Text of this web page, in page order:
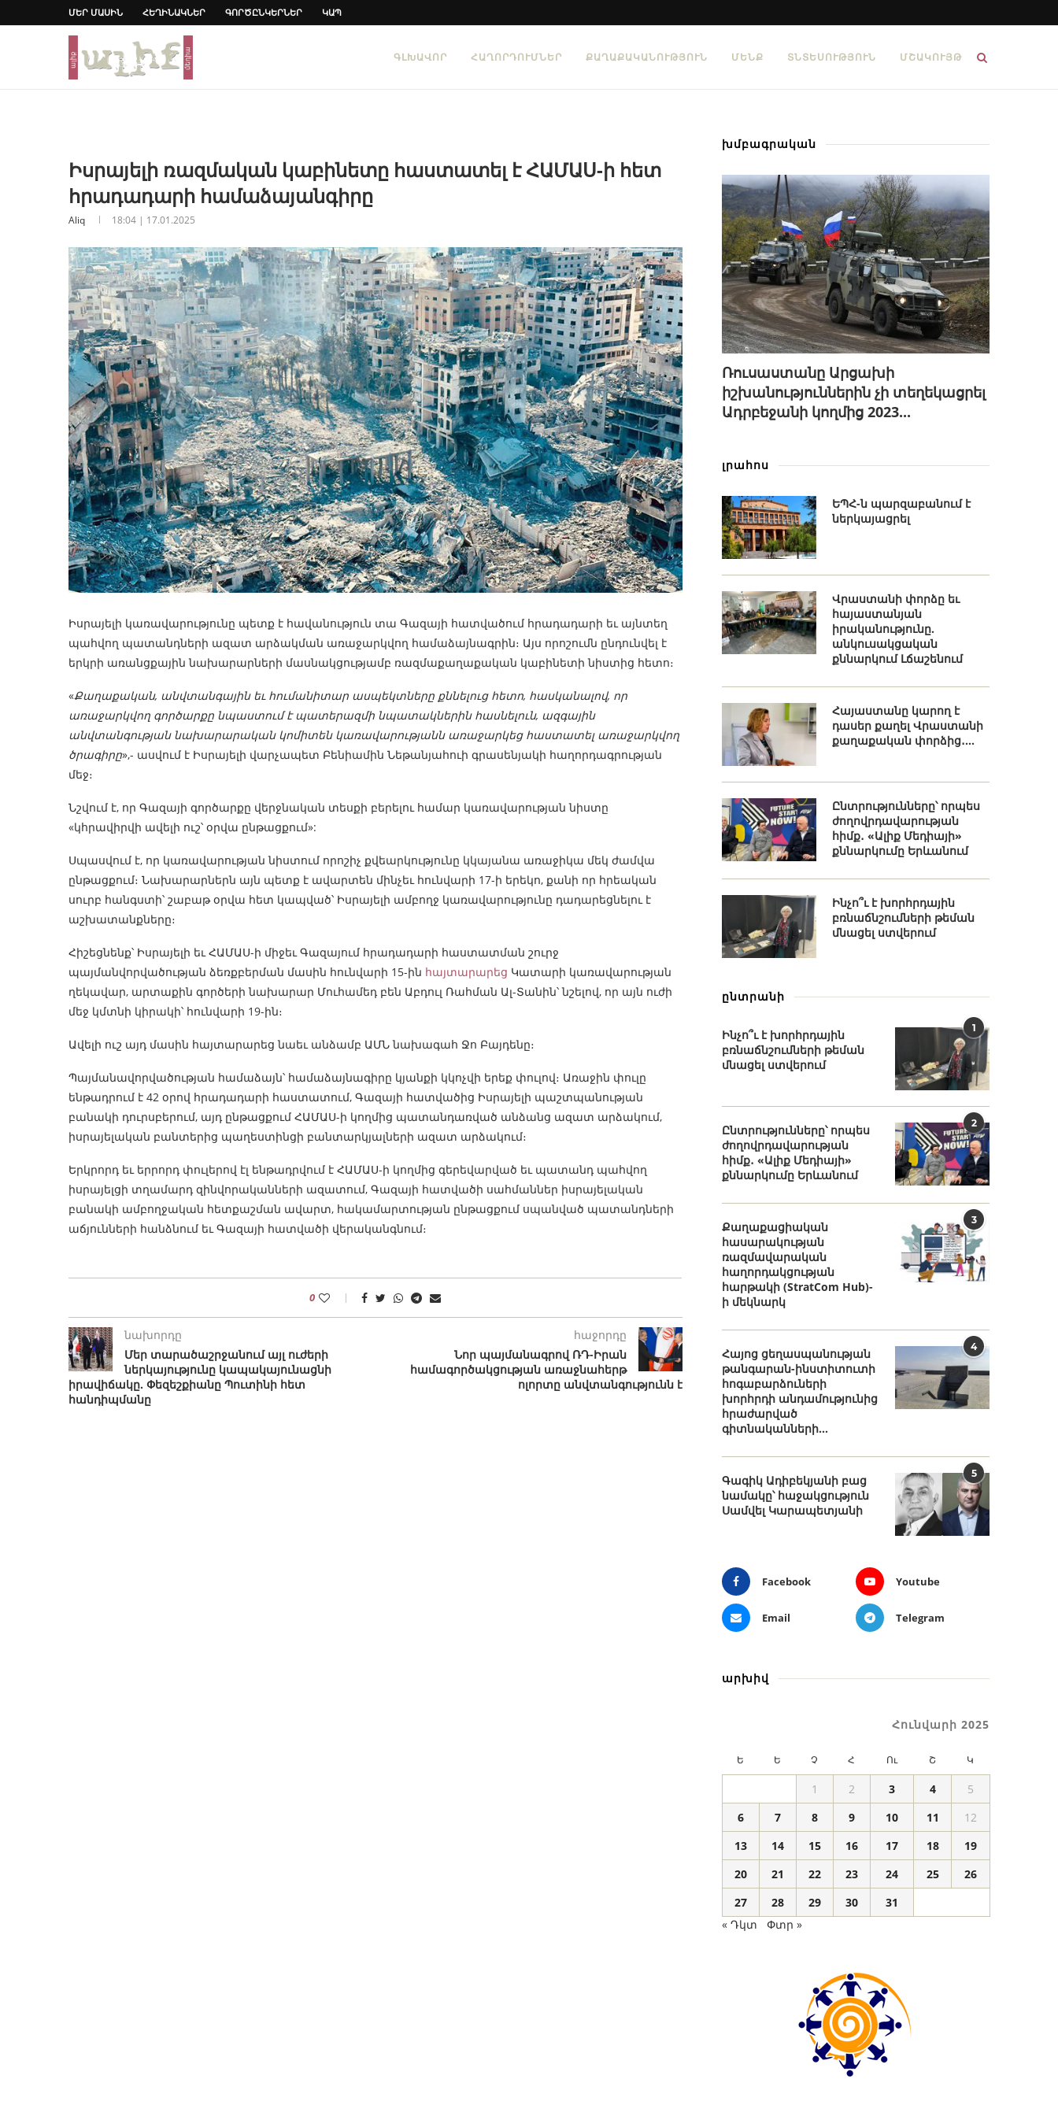
ՄԵՐ ՄԱՍԻՆ ՀԵՂԻՆԱԿՆԵՐ ԳՈՐԾԸՆԿԵՐՆԵՐ ԿԱՊ
ԳԼԽԱՎՈՐ ՀԱՂՈՐԴՈՒՄՆԵՐ ՔԱՂԱՔԱԿԱՆՈՒԹՅՈՒՆ ՄԵՆՔ ՏՆՏԵՍՈՒԹՅՈՒՆ ՄՇԱԿՈՒՅԹ
Իսրայելի ռազմական կաբինետը հաստատել է ՀԱՄԱՍ-ի հետ
հրադադարի համաձայանգիրը
Aliq 18:04 | 17.01.2025
Իսրայելի կառավարությունը պետք է հավանություն տա Գազայի հատվածում հրադադարի եւ այնտեղ
պահվող պատանդների ազատ արձակման առաջարկվող համաձայնագրին։ Այս որոշումն ընդունվել է
երկրի առանցքային նախարարների մասնակցությամբ ռազմաքաղաքական կաբինետի նիստից հետո։
«Քաղաքական, անվտանգային եւ հումանիտար ասպեկտները քննելուց հետո, հասկանալով, որ
առաջարկվող գործարքը նպաստում է պատերազմի նպատակներին հասնելուն, ազգային
անվտանգության նախարարական կոմիտեն կառավարությանն առաջարկեց հաստատել առաջարկվող
ծրագիրը»,- ասվում է Իսրայելի վարչապետ Բենիամին Նեթանյահուի գրասենյակի հաղորդագրության
մեջ։
Նշվում է, որ Գազայի գործարքը վերջնական տեսքի բերելու համար կառավարության նիստը
«կհրավիրվի ավելի ուշ՝ օրվա ընթացքում»:
Սպասվում է, որ կառավարության նիստում որոշիչ քվեարկությունը կկայանա առաջիկա մեկ ժամվա
ընթացքում։ Նախարարներն այն պետք է ավարտեն մինչեւ հունվարի 17-ի երեկո, քանի որ հրեական
սուրբ հանգստի՝ շաբաթ օրվա հետ կապված՝ Իսրայելի ամբողջ կառավարությունը դադարեցնելու է
աշխատանքները։
Հիշեցնենք՝ Իսրայելի եւ ՀԱՄԱՍ-ի միջեւ Գազայում հրադադարի հաստատման շուրջ
պայմանվորվածության ձեռքբերման մասին հունվարի 15-ին հայտարարեց Կատարի կառավարության
ղեկավար, արտաքին գործերի նախարար Մուհամեդ բեն Աբդուլ Ռահման Ալ-Տանին՝ նշելով, որ այն ուժի
մեջ կմտնի կիրակի՝ հունվարի 19-ին։
Ավելի ուշ այդ մասին հայտարարեց նաեւ անձամբ ԱՄՆ նախագահ Ջո Բայդենը։
Պայմանավորվածության համաձայն՝ համաձայնագիրը կյանքի կկոչվի երեք փուլով։ Առաջին փուլը
ենթադրում է 42 օրով հրադադարի հաստատում, Գազայի հատվածից Իսրայելի պաշտպանության
բանակի դուրսբերում, այդ ընթացքում ՀԱՄԱՍ-ի կողմից պատանդառված անձանց ազատ արձակում,
իսրայելական բանտերից պաղեստինցի բանտարկյալների ազատ արձակում։
Երկրորդ եւ երրորդ փուլերով էլ ենթադրվում է ՀԱՄԱՍ-ի կողմից գերեվարված եւ պատանդ պահվող
իսրայելցի տղամարդ զինվորականների ազատում, Գազայի հատվածի սահմաններ իսրայելական
բանակի ամբողջական հետքաշման ավարտ, հակամարտության ընթացքում սպանված պատանդների
աճյունների հանձնում եւ Գազայի հատվածի վերականգնում։
0
նախորդը
Մեր տարածաշրջանում այլ ուժերի
ներկայությունը կապակայունացնի
իրավիճակը. Փեզեշքիանը Պուտինի հետ
հանդիպմանը
հաջորդը
Նոր պայմանագրով ՌԴ-Իրան
համագործակցության առաջնահերթ
ոլորտը անվտանգությունն է
խմբագրական
Ռուսաստանը Արցախի
իշխանություններին չի տեղեկացրել
Ադրբեջանի կողմից 2023...
լրահոս
ԵՊՀ-ն պարզաբանում է
ներկայացրել
Վրաստանի փորձը եւ
հայաստանյան
իրականությունը.
անկուսակցական
քննարկում Լճաշենում
Հայաստանը կարող է
դասեր քաղել Վրաստանի
քաղաքական փորձից․...
Ընտրությունները՝ որպես
ժողովրդավարության
հիմք․ «Ալիք Մեդիայի»
քննարկումը Երևանում
Ինչո՞ւ է խորհրդային
բռնաճնշումների թեման
մնացել ստվերում
ընտրանի
1
Ինչո՞ւ է խորհրդային
բռնաճնշումների թեման
մնացել ստվերում
2
Ընտրությունները՝ որպես
ժողովրդավարության
հիմք․ «Ալիք Մեդիայի»
քննարկումը Երևանում
3
Քաղաքացիական
հասարակության
ռազմավարական
հաղորդակցության
հարթակի (StratCom Hub)-
ի մեկնարկ
4
Հայոց ցեղասպանության
թանգարան-ինստիտուտի
հոգաբարձուների
խորհրդի անդամությունից
հրաժարված
գիտնականների...
5
Գագիկ Ադիբեկյանի բաց
նամակը՝ հաջակցություն
Սամվել Կարապետյանի
Facebook Youtube
Email Telegram
արխիվ
Հունվարի 2025
Ե Ե Չ Հ Ու Շ Կ
1 2 3 4
5
6
7 8 9 10 11
12
13
14 15 16 17 18
19
20
21 22 23 24 25
26
27
28 29 30
31
« Դկտ
Փտր »